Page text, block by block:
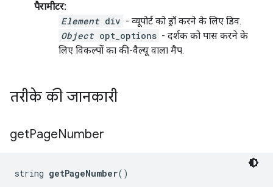
पैरामीटर:
Element div - व्यूपोर्ट को ड्रॉ करने के लिए डिव.
Object opt_options - दर्शक को पास करने के
लिए विकल्पों का की-वैल्यू वाला मैप.
तरीके की जानकारी
getPageNumber
string getPageNumber()